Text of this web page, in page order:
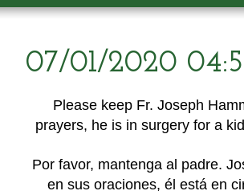
07/01/2020
Please keep Fr. Joseph
prayers, he is in surgery for a
Por favor, mantenga al padre.
en sus oraciones, él está en